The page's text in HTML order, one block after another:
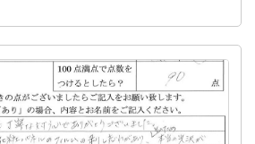
した。
をお願いすることになると思いま
くお願いいたします。
は、社員教育をしっかりされている
た。（DXなどとよく聞きますが、や
ナログ人には思えます）